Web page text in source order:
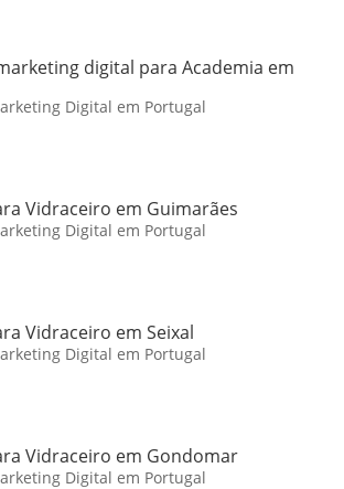
digital para Academia em
Digital em Portugal
Vidraceiro em Guimarães
Digital em Portugal
Vidraceiro em Seixal
Digital em Portugal
Vidraceiro em Gondomar
Digital em Portugal